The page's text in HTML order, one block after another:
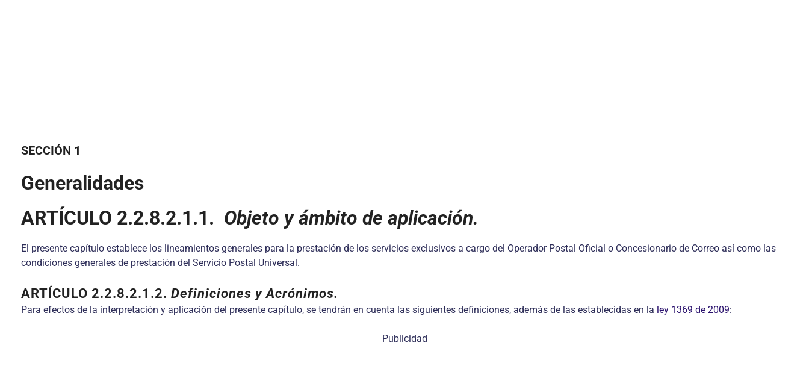
SECCIÓN 1
Generalidades
ARTÍCULO 2.2.8.2.1.1. Objeto y ámbito de aplicación.
El presente capítulo establece los lineamientos generales para la prestación de los servicios exclusivos a cargo del Operador Postal Oficial o Concesionario de Correo así como las
condiciones generales de prestación del Servicio Postal Universal.
ARTÍCULO 2.2.8.2.1.2. Definiciones y Acrónimos.
Para efectos de la interpretación y aplicación del presente capítulo, se tendrán en cuenta las siguientes definiciones, además de las establecidas en la ley 1369 de 2009:
Publicidad